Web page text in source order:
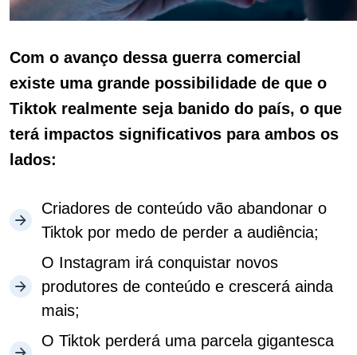
Com o avanço dessa guerra comercial
existe uma grande possibilidade de que o
Tiktok realmente seja banido do país, o que
terá impactos significativos para ambos os
lados:
Criadores de conteúdo vão abandonar o
Tiktok por medo de perder a audiência;
O Instagram irá conquistar novos
produtores de conteúdo e crescerá ainda
mais;
O Tiktok perderá uma parcela gigantesca